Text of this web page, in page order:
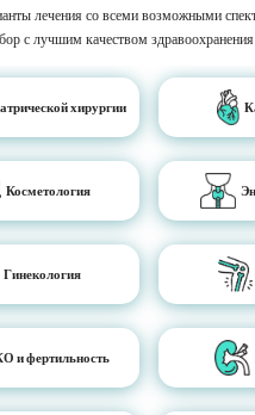
лечения со всеми возможными
с лучшим качеством здравоохранения
хирургии
Косметология
Гинекология
и фертильность